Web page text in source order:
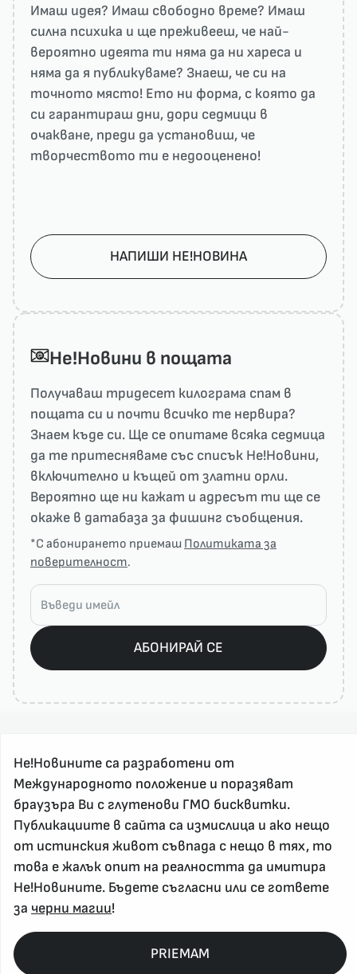
Имаш идея? Имаш свободно време? Имаш
силна психика и ще преживееш, че най-
вероятно идеята ти няма да ни харесa и
няма да я публикуваме? Знаеш, че си на
точното място! Ето ни форма, с която да
си гарантираш дни, дори седмици в
очакване, преди да установиш, че
творчеството ти е недооценено!
НАПИШИ НЕ!НОВИНА
He!Новини в пощата
Получаваш тридесет килограма спам в
пощата си и почти всичко те нервира?
Знаем къде си. Ще се опитаме всяка седмица
да те притесняваме със списък He!Новини,
включително и къщей от златни орли.
Вероятно ще ни кажат и адресът ти ще се
окаже в датабаза за фишинг съобщения.
*С абонирането приемаш Политиката за
поверителност.
АБОНИРАЙ СЕ
За реклама и връзка с нас, пишете на
nenovinite@gmail.com
Контакт
За нас
Напиши Не!Новина
Абонирай се
Не!Новините са разработени от
Международното положение и поразяват
браузъра Ви с глутенови ГМО бисквитки.
Публикациите в сайта са измислица и ако нещо
от истинския живот съвпада с нещо в тях, то
това е жалък опит на реалността да имитира
Не!Новините. Бъдете съгласни или се гответе
за черни магии!
PRIEMAM